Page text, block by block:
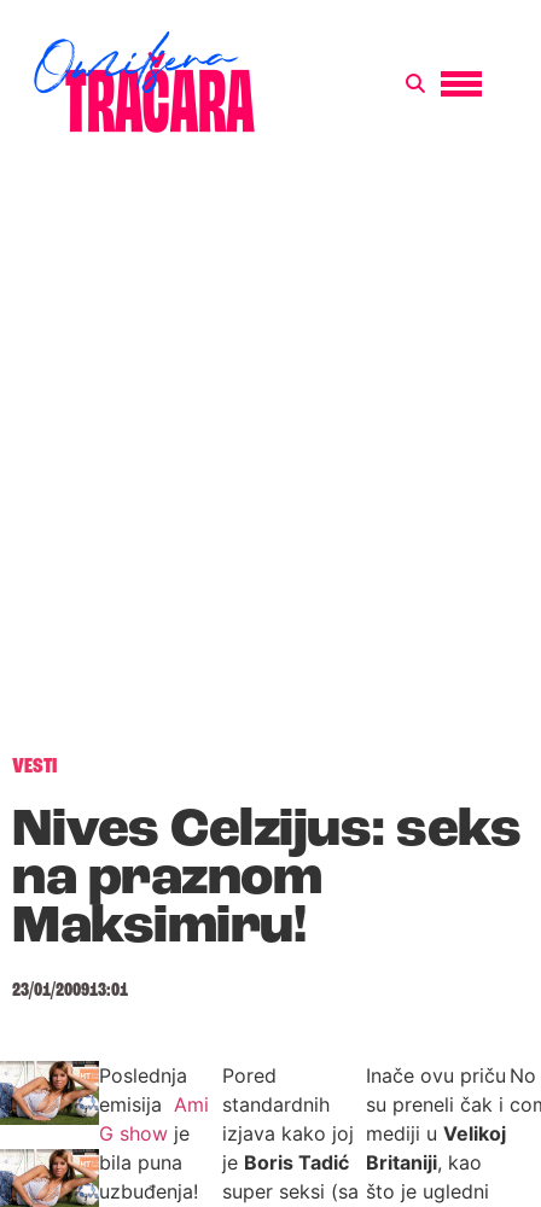
VESTI
Nives Celzijus: seks
na praznom
Maksimiru!
23/01/200913:01
Poslednja
emisija Ami
G show je
bila puna
uzbuđenja!
Pored
standardnih
izjava kako joj
je Boris Tadić
super seksi (sa
Inače ovu priču
su preneli čak i
mediji u Velikoj
Britaniji, kao
što je ugledni
No